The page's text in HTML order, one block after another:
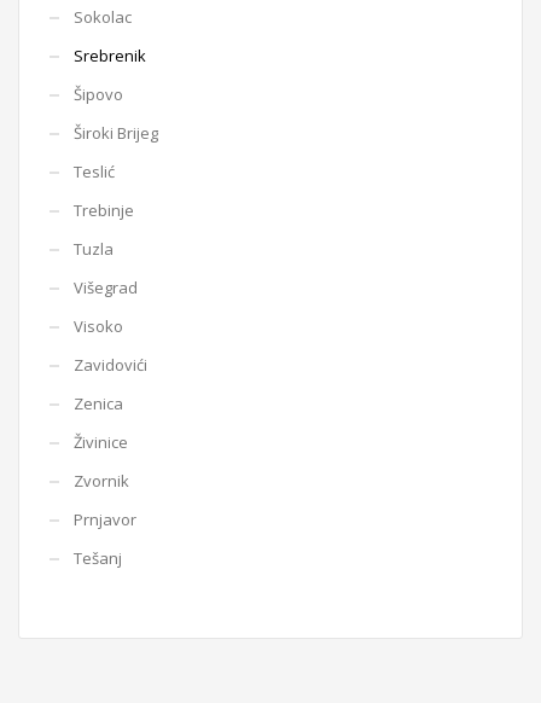
Sokolac
Srebrenik
Šipovo
Široki Brijeg
Teslić
Trebinje
Tuzla
Višegrad
Visoko
Zavidovići
Zenica
Živinice
Zvornik
Prnjavor
Tešanj